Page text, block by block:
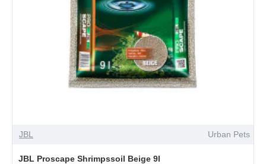
JBL Urban Pets
JBL Proscape Shrimpssoil Beige 9l